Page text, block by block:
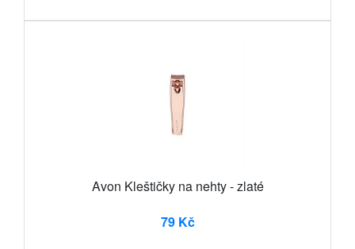
Avon Kleštičky na nehty - zlaté
79 Kč